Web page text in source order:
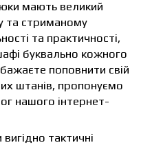
мають великий
та стриманому
та практичності,
буквально кожного
поповнити свій
штанів, пропонуємо
нашого інтернет-
тактичні